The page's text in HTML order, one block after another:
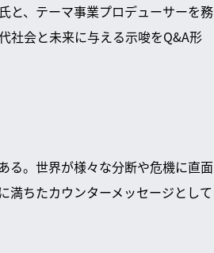
と、テーマ事業プロデューサーを務
社会と未来に与える示唆をQ&A形
る。世界が様々な分断や危機に直面
満ちたカウンターメッセージとして